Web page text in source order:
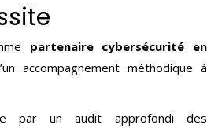
partenaire cybersécurité en
accompagnement méthodique à
par un audit approfondi des